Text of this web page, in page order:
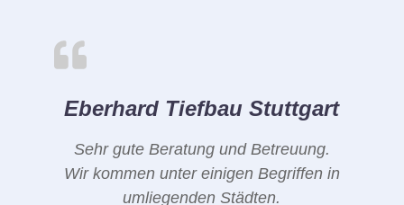
Eberhard Tiefbau Stuttgart
Sehr gute Beratung und Betreuung.
Wir kommen unter einigen Begriffen in
umliegenden Städten.